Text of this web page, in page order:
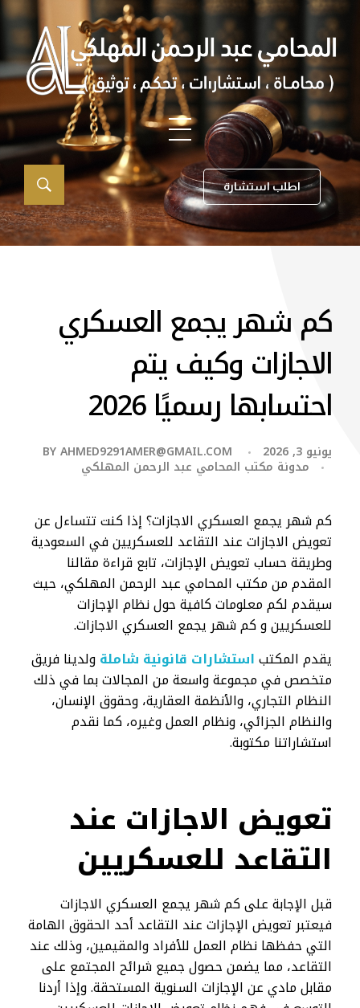
اطلب استشارة
كم شهر يجمع العسكري
الاجازات وكيف يتم
احتسابها رسميًا 2026
يونيو 3, 2026 BYAHMED9291AMER@GMAIL.COM
مدونة مكتب المحامي عبد الرحمن المهلكي
كم شهر يجمع العسكري الاجازات؟ إذا كنت تتساءل عن
تعويض الاجازات عند التقاعد للعسكريين في السعودية
وطريقة حساب تعويض الإجازات، تابع قراءة مقالنا
المقدم من مكتب المحامي عبد الرحمن المهلكي، حيث
سيقدم لكم معلومات كافية حول نظام الإجازات
للعسكريين و كم شهر يجمع العسكري الاجازات.
يقدم المكتباستشارات قانونية شاملةولدينا فريق
متخصص في مجموعة واسعة من المجالات بما في ذلك
النظام التجاري، والأنظمة العقارية، وحقوق الإنسان،
والنظام الجزائي، ونظام العمل وغيره، كما نقدم
استشاراتنا مكتوبة.
تعويض الاجازات عند
التقاعد للعسكريين
قبل الإجابة على كم شهر يجمع العسكري الاجازات
فيعتبر تعويض الإجازات عند التقاعد أحد الحقوق الهامة
التي حفظها نظام العمل للأفراد والمقيمين، وذلك عند
التقاعد، مما يضمن حصول جميع شرائح المجتمع على
مقابل مادي عن الإجازات السنوية المستحقة. وإذا أردنا